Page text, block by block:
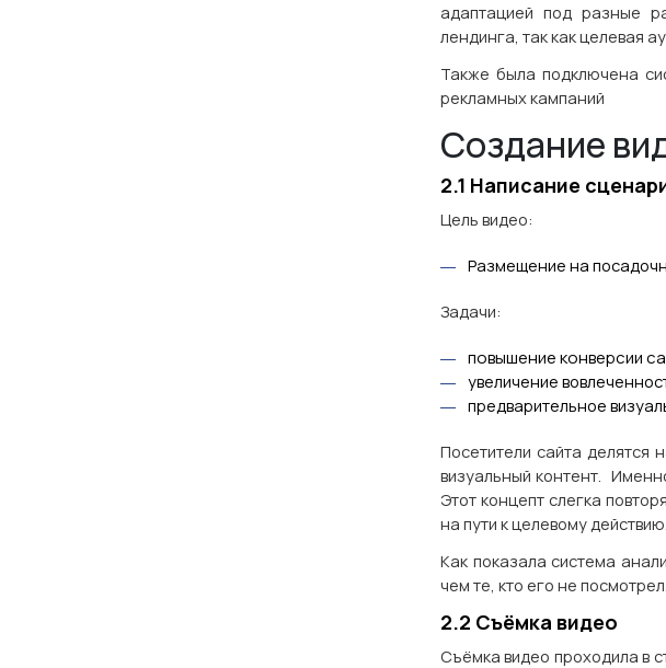
адаптацией под разные
лендинга, так как целевая
Также была подключена
рекламных кампаний
Создание
2.1 Написание
Цель видео:
Размещение на
Задачи:
повышение конверсии
увеличение
предварительное
Посетители сайта делятся
визуальный контент.
Этот концепт слегка
на пути к целевому действию.
Как показала система
чем те, кто его не посмотрел.
2.2 Съёмка видео
Съёмка видео проходила в